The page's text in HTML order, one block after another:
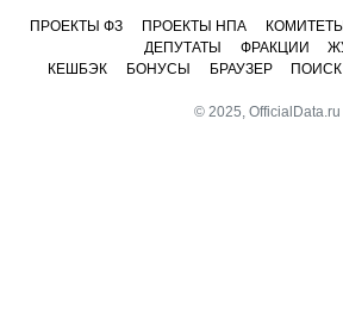
ПРОЕКТЫ ФЗ ПРОЕКТЫ НПА
ДЕПУТАТЫ
ФРАКЦИИ
КЕШБЭК
БОНУСЫ БРАУЗЕР ПОИСК
© 2025, OfficialData.ru